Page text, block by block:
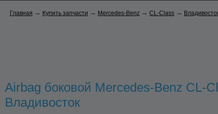
Главная → Купить запчасти → Mercedes-Benz → CL-Class →
Airbag боковой Mercedes-Benz CL-
Владивосток